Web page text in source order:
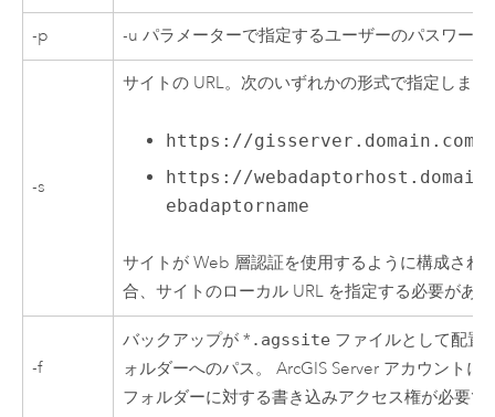
-p -u パラメーターで指定するユーザーのパスワード
-s
サイトの URL。次のいずれかの形式で指定します
https://
https://
ebadaptorname
サイトが Web 層認証を使用するように構成され
合、サイトのローカル URL を指定する必要があ
-f
バックアップが * .agssite ファイルとして配置
ォルダーへのパス。ArcGIS Server アカウントに
フォルダーに対する書き込みアクセス権が必要で